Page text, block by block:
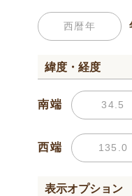
緯度・経度
南端
西端
表示オプション